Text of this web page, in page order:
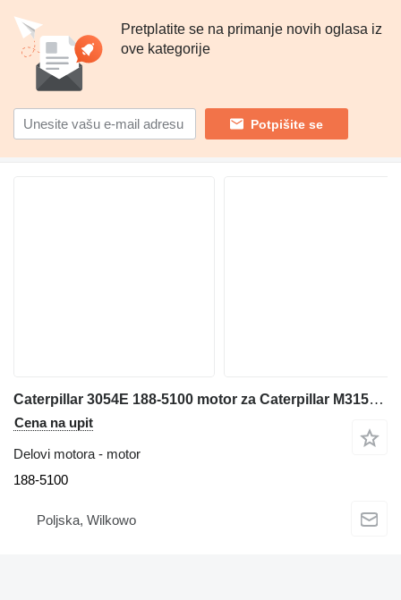
Pretplatite se na primanje novih oglasa iz
ove kategorije
Potpišite se
Caterpillar 3054E 188-5100 motor za Caterpillar M315C bagera
Cena na upit
Delovi motora - motor
188-5100
Poljska, Wilkowo